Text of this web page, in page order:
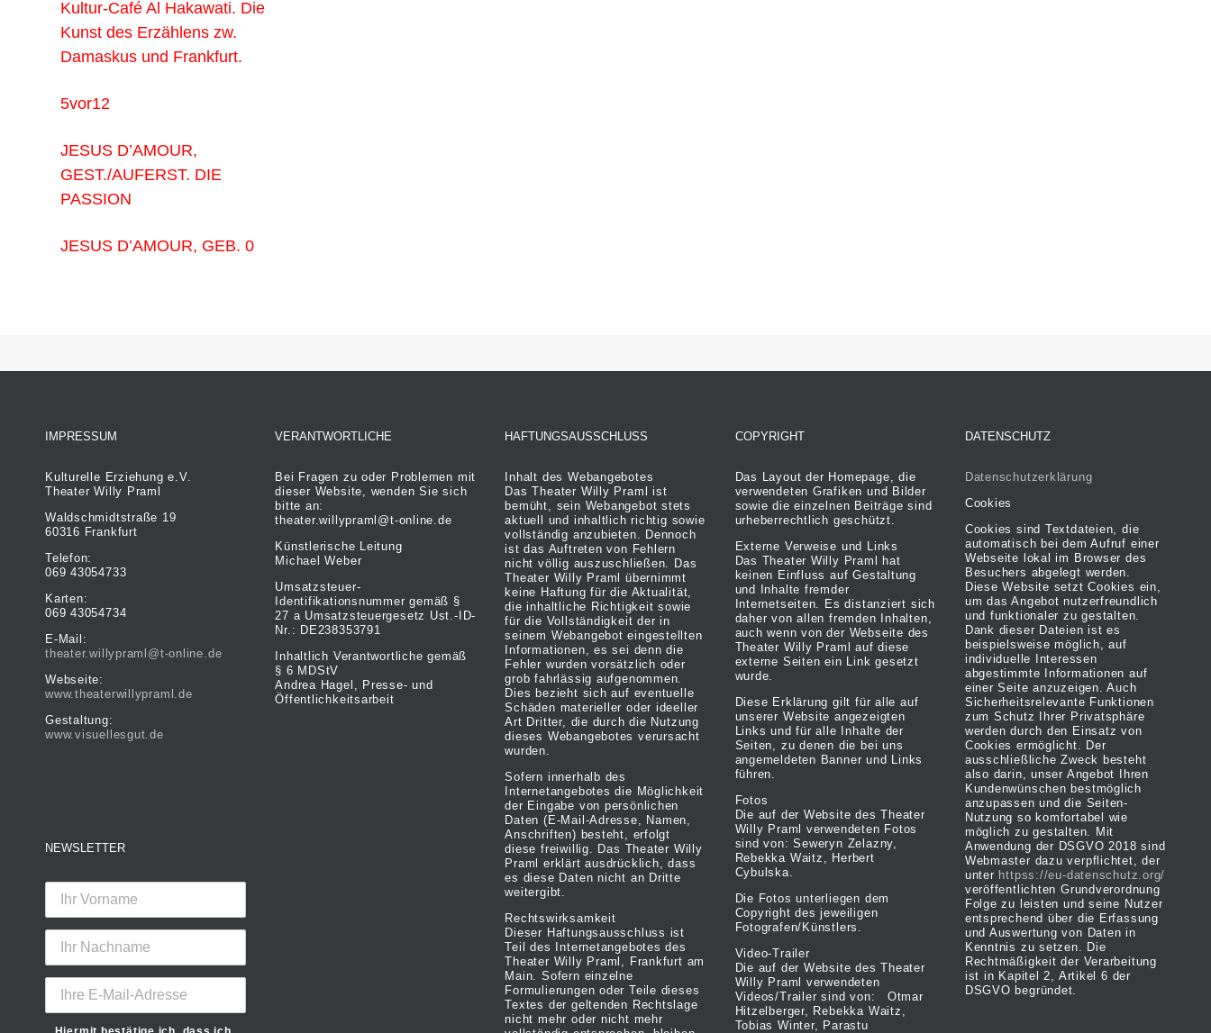
Kultur-Café Al Hakawati. Die
Kunst des Erzählens zw.
Damaskus und Frankfurt.
5vor12
JESUS D’AMOUR,
GEST./AUFERST. DIE
PASSION
JESUS D’AMOUR, GEB. 0
IMPRESSUM
Kulturelle Erziehung e.V.
Theater Willy Praml
Waldschmidtstraße 19
60316 Frankfurt
Telefon:
069 43054733
Karten:
069 43054734
E-Mail:
theater.willypraml@t-online.de
Webseite:
www.theaterwillypraml.de
Gestaltung:
www.visuellesgut.de
NEWSLETTER
VERANTWORTLICHE
Bei Fragen zu oder Problemen mit
dieser Website, wenden Sie sich
bitte an:
theater.willypraml@t-online.de
Künstlerische Leitung
Michael Weber
Umsatzsteuer-
Identifikationsnummer gemäß §
27 a Umsatzsteuergesetz Ust.-ID-
Nr.: DE238353791
Inhaltlich Verantwortliche gemäß
§ 6 MDStV
Andrea Hagel, Presse- und
Öffentlichkeitsarbeit
HAFTUNGSAUSSCHLUSS
Inhalt des Webangebotes
Das Theater Willy Praml ist
bemüht, sein Webangebot stets
aktuell und inhaltlich richtig sowie
vollständig anzubieten. Dennoch
ist das Auftreten von Fehlern
nicht völlig auszuschließen. Das
Theater Willy Praml übernimmt
keine Haftung für die Aktualität,
die inhaltliche Richtigkeit sowie
für die Vollständigkeit der in
seinem Webangebot eingestellten
Informationen, es sei denn die
Fehler wurden vorsätzlich oder
grob fahrlässig aufgenommen.
Dies bezieht sich auf eventuelle
Schäden materieller oder ideeller
Art Dritter, die durch die Nutzung
dieses Webangebotes verursacht
wurden.
Sofern innerhalb des
Internetangebotes die Möglichkeit
der Eingabe von persönlichen
Daten (E-Mail-Adresse, Namen,
Anschriften) besteht, erfolgt
diese freiwillig. Das Theater Willy
Praml erklärt ausdrücklich, dass
es diese Daten nicht an Dritte
weitergibt.
Rechtswirksamkeit
Dieser Haftungsausschluss ist
Teil des Internetangebotes des
Theater Willy Praml, Frankfurt am
Main. Sofern einzelne
Formulierungen oder Teile dieses
Textes der geltenden Rechtslage
nicht mehr oder nicht mehr
COPYRIGHT
Das Layout der Homepage, die
verwendeten Grafiken und Bilder
sowie die einzelnen Beiträge sind
urheberrechtlich geschützt.
Externe Verweise und Links
Das Theater Willy Praml hat
keinen Einfluss auf Gestaltung
und Inhalte fremder
Internetseiten. Es distanziert sich
daher von allen fremden Inhalten,
auch wenn von der Webseite des
Theater Willy Praml auf diese
externe Seiten ein Link gesetzt
wurde.
Diese Erklärung gilt für alle auf
unserer Website angezeigten
Links und für alle Inhalte der
Seiten, zu denen die bei uns
angemeldeten Banner und Links
führen.
Fotos
Die auf der Website des Theater
Willy Praml verwendeten Fotos
sind von: Seweryn Zelazny,
Rebekka Waitz, Herbert
Cybulska.
Die Fotos unterliegen dem
Copyright des jeweiligen
Fotografen/Künstlers.
Video-Trailer
Die auf der Website des Theater
Willy Praml verwendeten
Videos/Trailer sind von: Otmar
Hitzelberger, Rebekka Waitz,
Tobias Winter, Parastu
DATENSCHUTZ
Datenschutzerklärung
Cookies
Cookies sind Textdateien, die
automatisch bei dem Aufruf einer
Webseite lokal im Browser des
Besuchers abgelegt werden.
Diese Website setzt Cookies ein,
um das Angebot nutzerfreundlich
und funktionaler zu gestalten.
Dank dieser Dateien ist es
beispielsweise möglich, auf
individuelle Interessen
abgestimmte Informationen auf
einer Seite anzuzeigen. Auch
Sicherheitsrelevante Funktionen
zum Schutz Ihrer Privatsphäre
werden durch den Einsatz von
Cookies ermöglicht. Der
ausschließliche Zweck besteht
also darin, unser Angebot Ihren
Kundenwünschen bestmöglich
anzupassen und die Seiten-
Nutzung so komfortabel wie
möglich zu gestalten. Mit
Anwendung der DSGVO 2018 sind
Webmaster dazu verpflichtet, der
unter httpss://eu-datenschutz.org/
veröffentlichten Grundverordnung
Folge zu leisten und seine Nutzer
entsprechend über die Erfassung
und Auswertung von Daten in
Kenntnis zu setzen. Die
Rechtmäßigkeit der Verarbeitung
ist in Kapitel 2, Artikel 6 der
DSGVO begründet.